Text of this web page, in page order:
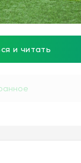
и читать